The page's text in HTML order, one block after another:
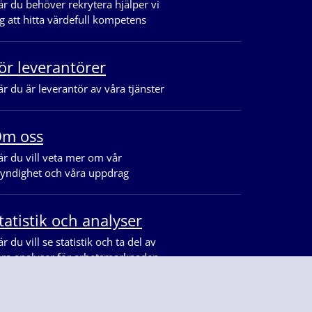
du behöver rekrytera hjälper vi
att hitta värdefull kompetens
leverantörer
du är leverantör av våra tjänster
oss
du vill veta mer om vår
och våra uppdrag
och analyser
du vill se statistik och ta del av
analyser för arbetsmarknaden